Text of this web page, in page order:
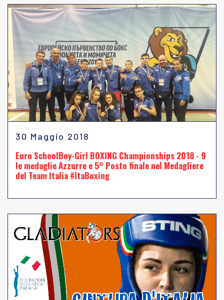
30 Maggio 2018
Euro SchoolBoy-Girl BOXING Championships 2018 - 9
le medaglie Azzurre e 5° Posto finale nel Medagliere
del Team Italia #ItaBoxing